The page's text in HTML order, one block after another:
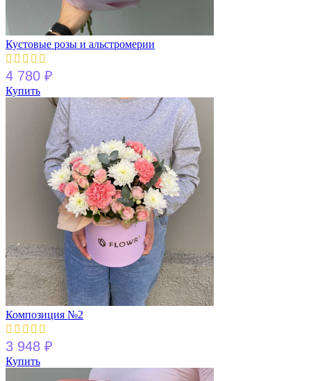
Кустовые розы и альстромерии
4 780 ₽
Купить
Композиция №2
3 948 ₽
Купить